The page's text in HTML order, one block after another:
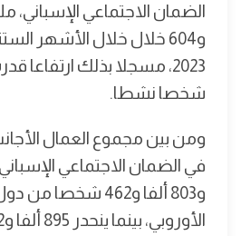
و604 خلال خلال الأشهر
شخصا نشطا.
ومن بين مجموع العمال
في الضمان الاجتماعي
و803 ألفا و462 شخصا